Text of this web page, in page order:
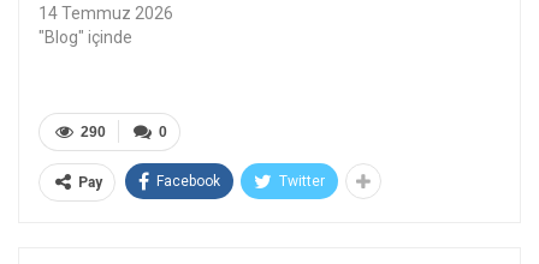
14 Temmuz 2026
"Blog" içinde
0
290
Pay Facebook Twitter